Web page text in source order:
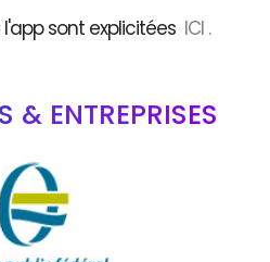
sont explicitées ICI .
& ENTREPRISES